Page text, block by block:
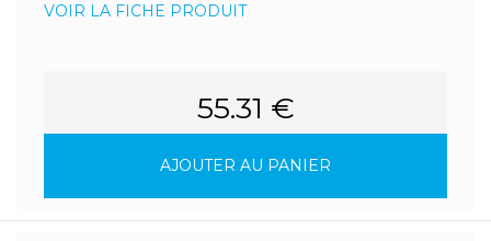
VOIR LA FICHE PRODUIT
55.31 €
AJOUTER AU PANIER